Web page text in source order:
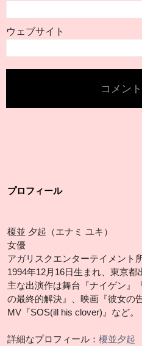
ウェブサイト
プロフィール
榎並 夕起（エナミ ユキ）
女優
アガリスクエンターテイメント
1994年12月16日生まれ、東京都
主な出演作は舞台『ナイゲン』
の最終的解決』、映画『彼女の
MV『SOS(ill his clover)』など。
詳細なプロフィール： 榎並夕起